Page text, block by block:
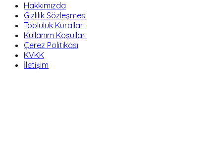
Hakkımızda
Gizlilik Sözleşmesi
Topluluk Kuralları
Kullanım Koşulları
Çerez Politikası
KVKK
İletişim